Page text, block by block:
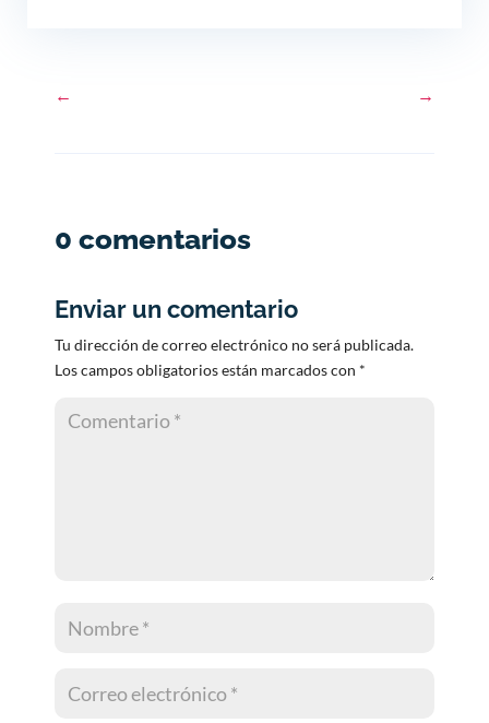
← →
0 comentarios
Enviar un comentario
Tu dirección de correo electrónico no será publicada.
Los campos obligatorios están marcados con *